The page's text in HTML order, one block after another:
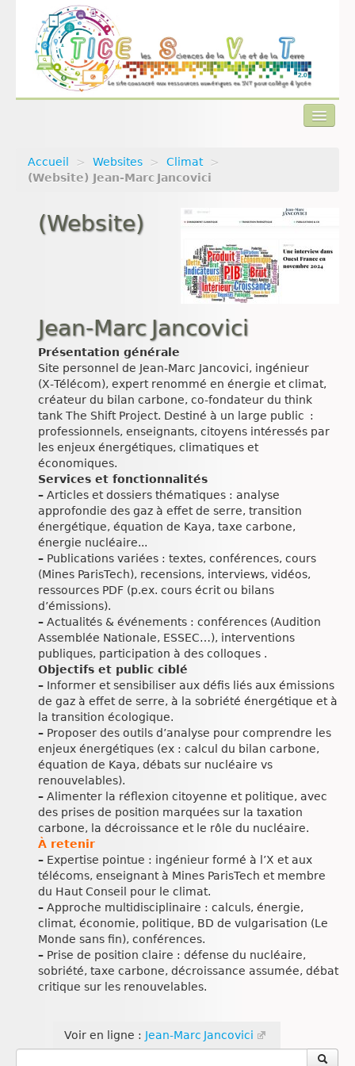
Actualités
Qui sommes-nous ?
Accueil > Websites > Climat
>
(Website) Jean‑Marc Jancovici
(Website)
Jean‑Marc Jancovici
Présentation générale
Site personnel de Jean‑Marc Jancovici, ingénieur
(X‑Télécom), expert renommé en énergie et climat,
créateur du bilan carbone, co-fondateur du think
tank The Shift Project. Destiné à un large public :
professionnels, enseignants, citoyens intéressés par
les enjeux énergétiques, climatiques et
économiques.
Services et fonctionnalités
– Articles et dossiers thématiques : analyse
approfondie des gaz à effet de serre, transition
énergétique, équation de Kaya, taxe carbone,
énergie nucléaire...
– Publications variées : textes, conférences, cours
(Mines ParisTech), recensions, interviews, vidéos,
ressources PDF (p.ex. cours écrit ou bilans
d’émissions).
– Actualités & événements : conférences (Audition
Assemblée Nationale, ESSEC…), interventions
publiques, participation à des colloques .
Objectifs et public ciblé
– Informer et sensibiliser aux défis liés aux émissions
de gaz à effet de serre, à la sobriété énergétique et à
la transition écologique.
– Proposer des outils d’analyse pour comprendre les
enjeux énergétiques (ex : calcul du bilan carbone,
équation de Kaya, débats sur nucléaire vs
renouvelables).
– Alimenter la réflexion citoyenne et politique, avec
des prises de position marquées sur la taxation
carbone, la décroissance et le rôle du nucléaire.
À retenir
– Expertise pointue : ingénieur formé à l’X et aux
télécoms, enseignant à Mines ParisTech et membre
du Haut Conseil pour le climat.
– Approche multidisciplinaire : calculs, énergie,
climat, économie, politique, BD de vulgarisation (Le
Monde sans fin), conférences.
– Prise de position claire : défense du nucléaire,
sobriété, taxe carbone, décroissance assumée, débat
critique sur les renouvelables.
Voir en ligne : Jean‑Marc Jancovici